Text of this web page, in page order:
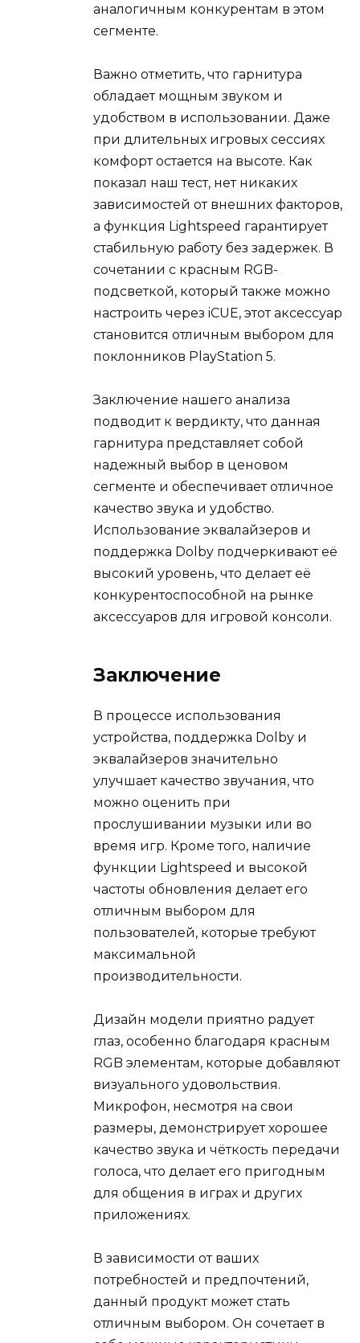
аналогичным конкурентам в этом
сегменте.
Важно отметить, что гарнитура
обладает мощным звуком и
удобством в использовании. Даже
при длительных игровых сессиях
комфорт остается на высоте. Как
показал наш тест, нет никаких
зависимостей от внешних факторов,
а функция Lightspeed гарантирует
стабильную работу без задержек. В
сочетании с красным RGB-
подсветкой, который также можно
настроить через iCUE, этот аксессуар
становится отличным выбором для
поклонников PlayStation 5.
Заключение нашего анализа
подводит к вердикту, что данная
гарнитура представляет собой
надежный выбор в ценовом
сегменте и обеспечивает отличное
качество звука и удобство.
Использование эквалайзеров и
поддержка Dolby подчеркивают её
высокий уровень, что делает её
конкурентоспособной на рынке
аксессуаров для игровой консоли.
Заключение
В процессе использования
устройства, поддержка Dolby и
эквалайзеров значительно
улучшает качество звучания, что
можно оценить при
прослушивании музыки или во
время игр. Кроме того, наличие
функции Lightspeed и высокой
частоты обновления делает его
отличным выбором для
пользователей, которые требуют
максимальной
производительности.
Дизайн модели приятно радует
глаз, особенно благодаря красным
RGB элементам, которые добавляют
визуального удовольствия.
Микрофон, несмотря на свои
размеры, демонстрирует хорошее
качество звука и чёткость передачи
голоса, что делает его пригодным
для общения в играх и других
приложениях.
В зависимости от ваших
потребностей и предпочтений,
данный продукт может стать
отличным выбором. Он сочетает в